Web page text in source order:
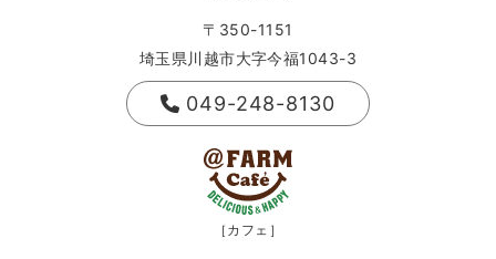
〒350-1151
埼玉県川越市大字今福1043-3
049-248-8130
［カフェ］